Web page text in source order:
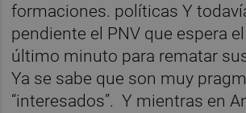
formaciones. políticas Y
pendiente el PNV que espera
último minuto para rematar
Ya se sabe que son muy
“interesados”. Y mientras en